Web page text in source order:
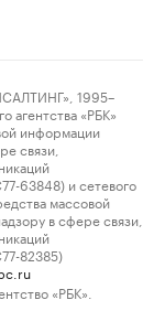
1995–
«РБК»
информации
связи,
63848) и сетевого
массовой
в сфере связи,
82385)
«РБК».